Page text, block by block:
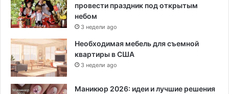
провести праздник под открытым
небом
3 недели ago
Необходимая мебель для съемной
квартиры в США
3 недели ago
Маникюр 2026: идеи и лучшие решения